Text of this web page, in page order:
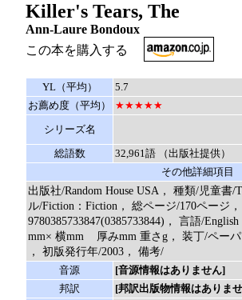
Killer's Tears, The
Ann-Laure Bondoux
この本を購入する
YL（平均）
5.7
お薦め度（平均）
★★★★★
シリーズ名
総語数
32,961語 （出版社提供）
その他詳細項目
出版社/Random House USA， 種類/児童書/
ル/Fiction：Fiction， 総ページ/170ページ
9780385733847(0385733844)， 言語/
mm× 横mm 厚みmm 重さg， 装丁/ペー
， 初版発行年/2003， 備考/
音源
[音源情報はありません]
邦訳
[邦訳出版物情報はありま